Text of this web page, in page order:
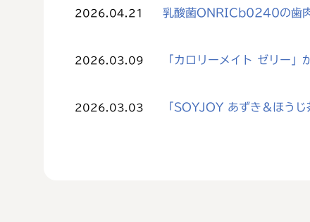
2026.04.21 乳酸菌ONRICb0240の歯肉
2026.03.09 「カロリーメイト ゼリー
2026.03.03 「SOYJOY あずき＆ほう